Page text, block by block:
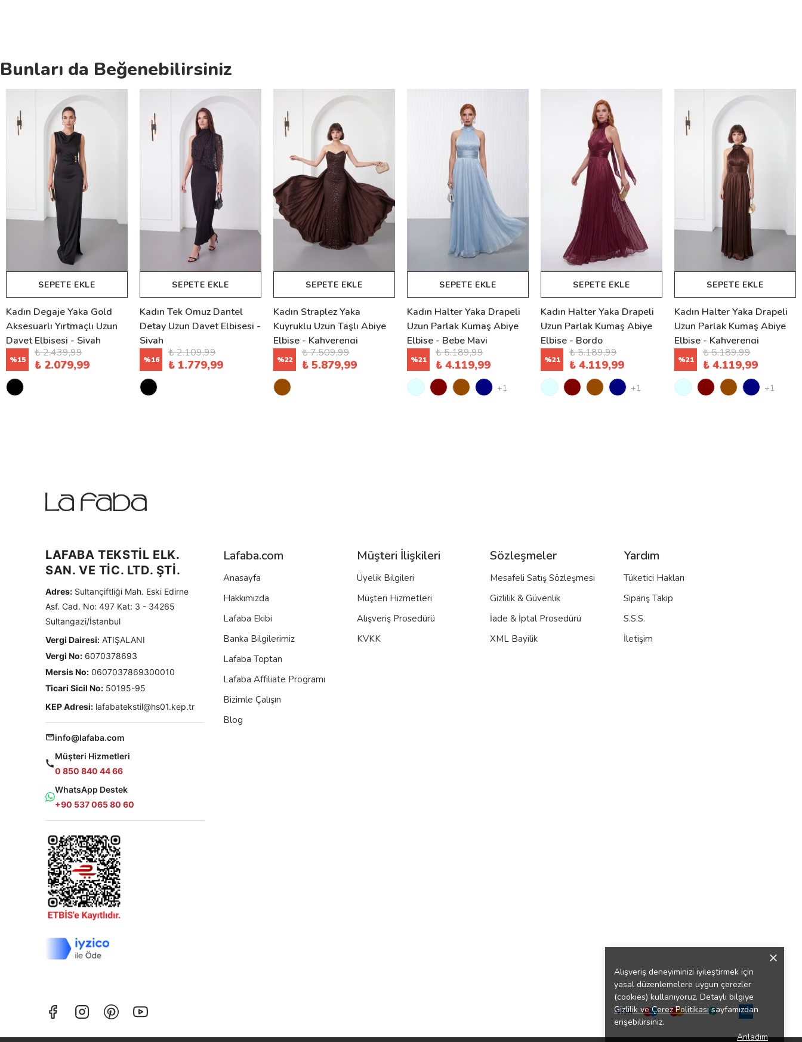
Alışveriş deneyiminizi iyileştirmek için
yasal düzenlemelere uygun çerezler
(cookies) kullanıyoruz. Detaylı bilgiye
Gizlilik ve Çerez Politikasısayfamızdan
erişebilirsiniz.
Anladım
Bunları da Beğenebilirsiniz
SEPETE EKLE
Kadın Degaje Yaka Gold
Aksesuarlı Yırtmaçlı Uzun
Davet Elbisesi - Siyah
%15
₺ 2.439,99
₺ 2.079,99
SEPETE EKLE
Kadın Tek Omuz Dantel
Detay Uzun Davet Elbisesi -
Siyah
%16
₺ 2.109,99
₺ 1.779,99
SEPETE EKLE
Kadın Straplez Yaka
Kuyruklu Uzun Taşlı Abiye
Elbise - Kahverengi
%22
₺ 7.509,99
₺ 5.879,99
SEPETE EKLE
Kadın Halter Yaka Drapeli
Uzun Parlak Kumaş Abiye
Elbise - Bebe Mavi
%21
₺ 5.189,99
₺ 4.119,99
+1
SEPETE EKLE
Kadın Halter Yaka Drapeli
Uzun Parlak Kumaş Abiye
Elbise - Bordo
%21
₺ 5.189,99
₺ 4.119,99
+1
SEPETE EKLE
Kadın Halter Yaka Drapeli
Uzun Parlak Kumaş Abiye
Elbise - Kahverengi
%21
₺ 5.189,99
₺ 4.119,99
+1
Lafaba.com
Anasayfa
Hakkımızda
Lafaba Ekibi
Banka Bilgilerimiz
Lafaba Toptan
Lafaba Affiliate Programı
Bizimle Çalışın
Blog
Müşteri İlişkileri
Üyelik Bilgileri
Müşteri Hizmetleri
Alışveriş Prosedürü
KVKK
Sözleşmeler
Mesafeli Satış Sözleşmesi
Gizlilik & Güvenlik
İade & İptal Prosedürü
XML Bayilik
Yardım
Tüketici Hakları
Sipariş Takip
S.S.S.
İletişim
LAFABA TEKSTİL ELK.
SAN. VE TİC. LTD. ŞTİ.
Adres: Sultançiftliği Mah. Eski Edirne
Asf. Cad. No: 497 Kat: 3 - 34265
Sultangazi/İstanbul
Vergi Dairesi: ATIŞALANI
Vergi No: 6070378693
Mersis No: 0607037869300010
Ticari Sicil No: 50195-95
KEP Adresi: lafabatekstil@hs01.kep.tr
info@lafaba.com
Müşteri Hizmetleri
0 850 840 44 66
WhatsApp Destek
+90 537 065 80 60